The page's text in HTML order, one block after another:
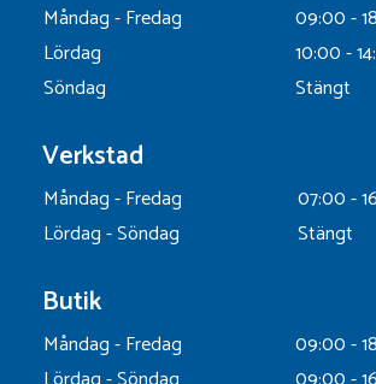
Måndag - Fredag
09:00 -
Lördag
10:00 -
Söndag
Stängt
Verkstad
Måndag - Fredag
07:00 -
Lördag - Söndag
Stängt
Butik
Måndag - Fredag
09:00 -